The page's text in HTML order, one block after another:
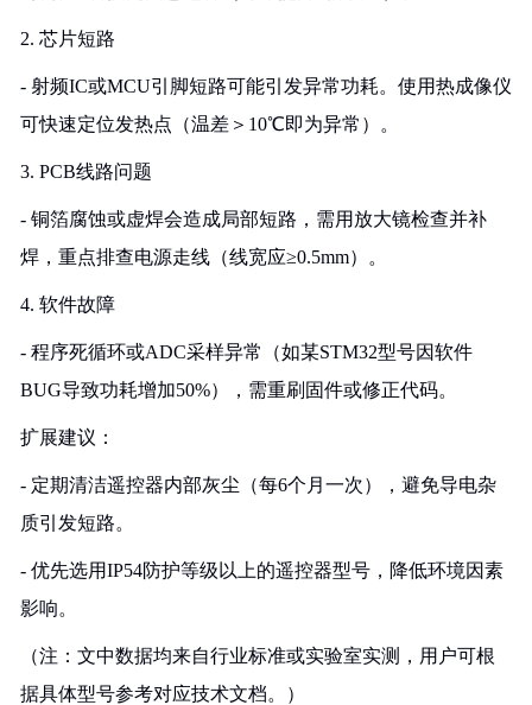
2. 芯片短路
- 射频IC或MCU引脚短路可能引发异常功耗。使用热成像仪
可快速定位发热点（温差＞10℃即为异常）。
3. PCB线路问题
- 铜箔腐蚀或虚焊会造成局部短路，需用放大镜检查并补
焊，重点排查电源走线（线宽应≥0.5mm）。
4. 软件故障
- 程序死循环或ADC采样异常（如某STM32型号因软件
BUG导致功耗增加50%），需重刷固件或修正代码。
扩展建议：
- 定期清洁遥控器内部灰尘（每6个月一次），避免导电杂
质引发短路。
- 优先选用IP54防护等级以上的遥控器型号，降低环境因素
影响。
（注：文中数据均来自行业标准或实验室实测，用户可根
据具体型号参考对应技术文档。）